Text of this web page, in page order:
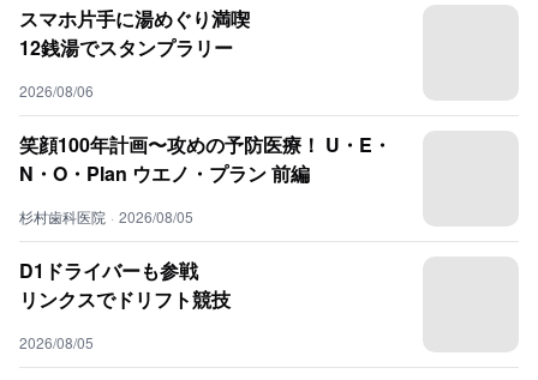
スマホ片手に湯めぐり満喫
12銭湯でスタンプラリー
2026/08/06
笑顔100年計画〜攻めの予防医療！ U・E・
N・O・Plan ウエノ・プラン 前編
杉村歯科医院 · 2026/08/05
D1ドライバーも参戦
リンクスでドリフト競技
2026/08/05